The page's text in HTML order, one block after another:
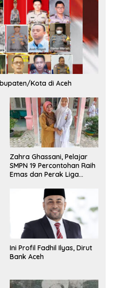
Kota di Aceh
Zahra Ghassani, Pelajar
SMPN 19 Percontohan Raih
Emas dan Perak Liga
Ini Profil Fadhil Ilyas, Dirut
Bank Aceh